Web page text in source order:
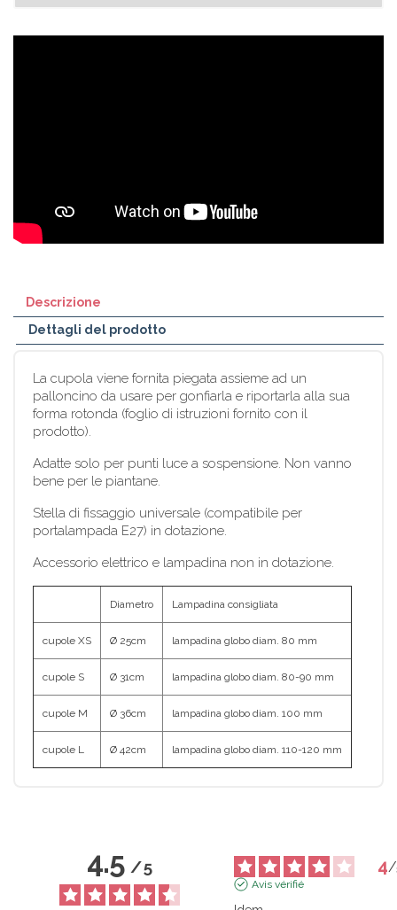
Descrizione
Dettagli del prodotto
La cupola viene fornita piegata assieme ad un
palloncino da usare per gonfiarla e riportarla alla sua
forma rotonda (foglio di istruzioni fornito con il
prodotto).
Adatte solo per punti luce a sospensione. Non vanno
bene per le piantane.
Stella di fissaggio universale (compatibile per
portalampada E27) in dotazione.
Accessorio elettrico e lampadina non in dotazione.
Diametro Lampadina consigliata
cupole XS Ø 25cm lampadina globo diam. 80 mm
cupole S Ø 31cm lampadina globo diam. 80-90 mm
cupole M Ø 36cm lampadina globo diam. 100 mm
cupole L Ø 42cm lampadina globo diam. 110-120 mm
4.5/5 4/
Avis vérifié